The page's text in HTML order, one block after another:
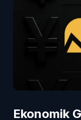
Ekonomik